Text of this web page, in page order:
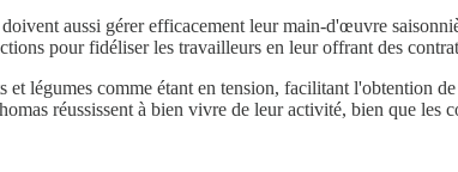
aussi gérer efficacement leur main-d'œuvre
pour fidéliser les travailleurs en leur offrant des
légumes comme étant en tension, facilitant l'obtention
réussissent à bien vivre de leur activité, bien que les